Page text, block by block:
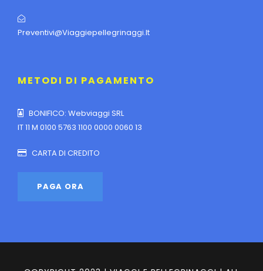
Preventivi@viaggiepellegrinaggi.it
METODI DI PAGAMENTO
BONIFICO: Webviaggi SRL
IT 11 M 0100 5763 1100 0000 0060 13
CARTA DI CREDITO